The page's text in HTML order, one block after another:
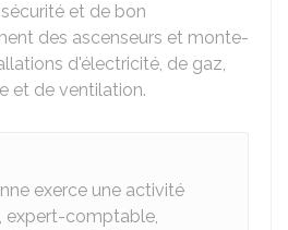
et de bon
des ascenseurs et monte-
d'électricité, de gaz,
et de ventilation.
exerce une activité
expert-comptable,